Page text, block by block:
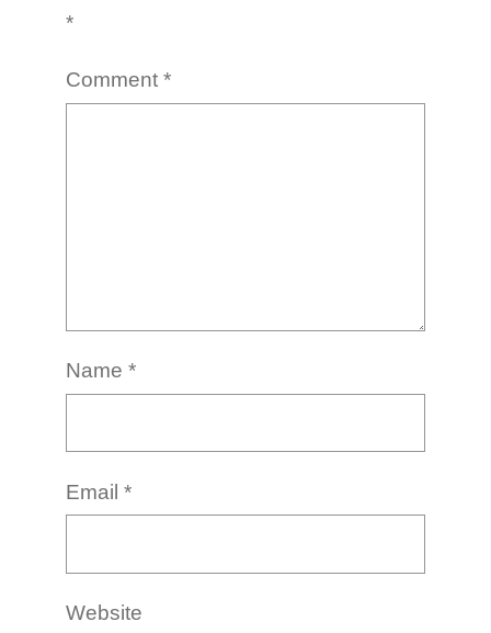
*
Comment *
Name *
Email *
Website